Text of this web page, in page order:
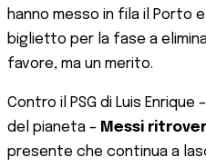
hanno messo in fila il Porto
biglietto per la fase a
favore, ma un merito.
Contro il PSG di Luis
del pianeta – Messi
presente che continua a